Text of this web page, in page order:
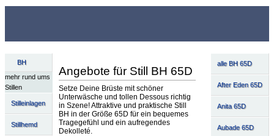
BH
mehr rund ums
Stillen
Stilleinlagen
Stillhemd
alle BH 65D
After Eden 65D
Anita 65D
Aubade 65D
Angebote für Still BH 65D
Setze Deine Brüste mit schöner
Unterwäsche und tollen Dessous richtig
in Szene! Attraktive und praktische Still
BH in der Größe 65D für ein bequemes
Tragegefühl und ein aufregendes
Dekolleté.